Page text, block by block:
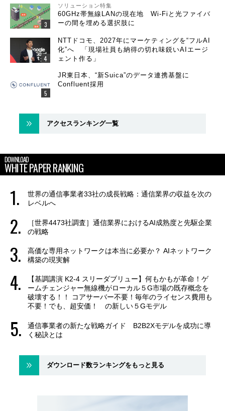
ソリューション特集
60GHz帯無線LANの現在地 Wi-Fiと光ファイバ
ーの間を埋める選択肢に
NTTドコモ、2027年にマーケティングを“フルAI
化”へ 「現場社員も納得の切れ味鋭いAIエージ
ェント作る」
JR東日本、“新Suica”のデータ連携基盤に
Confluent採用
アクセスランキング一覧
DOWNLOAD
WHITE PAPER RANKING
世界の通信事業者33社の成長戦略：通信業界の収益を次の
レベルへ
［世界4473社調査］通信業界におけるAI成熟度と先駆企業
の戦略
高価な専用ネットワークは本当に必要か？ AIネットワーク
構築の現実解
【基調講演 K2-4 スリーダブリュー】何もかもが革命！ゲ
ームチェンジャー無線機がローカル５G市場の既存概念を
破壊する！！ コアサーバー不要！毎年のライセンス費用も
不要！でも、超安価！ の新しい５Gモデル
通信事業者の新たな戦略ガイド B2B2Xモデルを成功に導
く秘訣とは
ダウンロード数ランキングをもっと見る